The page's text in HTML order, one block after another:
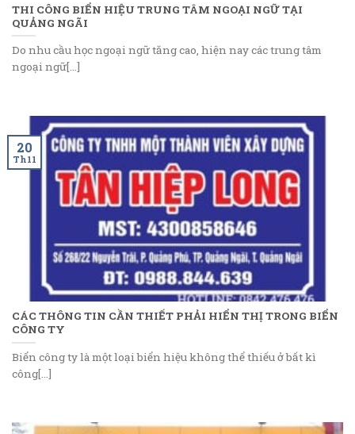
THI CÔNG BIỂN HIỆU TRUNG TÂM NGOẠI NGỮ TẠI
QUẢNG NGÃI
Do nhu cầu học ngoại ngữ tăng cao, hiện nay các trung tâm
ngoại ngữ[...]
CÁC THÔNG TIN CẦN THIẾT PHẢI HIỂN THỊ TRONG BIỂN
CÔNG TY
Biển công ty là một loại biển hiệu không thể thiếu ở bất kì
công[...]
20
Th11